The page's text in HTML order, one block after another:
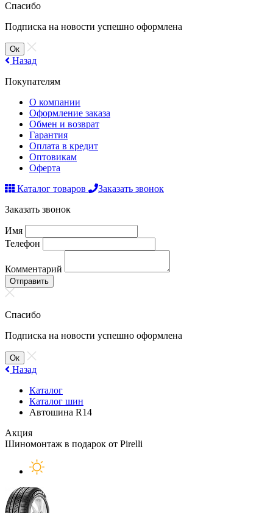
Спасибо
Подписка на новости успешно оформлена
Ок
Назад
Покупателям
О компании
Оформление заказа
Обмен и возврат
Гарантия
Оплата в кредит
Оптовикам
Оферта
Каталог товаров
Заказать звонок
Заказать звонок
Имя
Телефон
Комментарий
Отправить
Спасибо
Подписка на новости успешно оформлена
Ок
Назад
Каталог
Каталог шин
Автошина R14
Акция
Шиномонтаж в подарок от Pirelli